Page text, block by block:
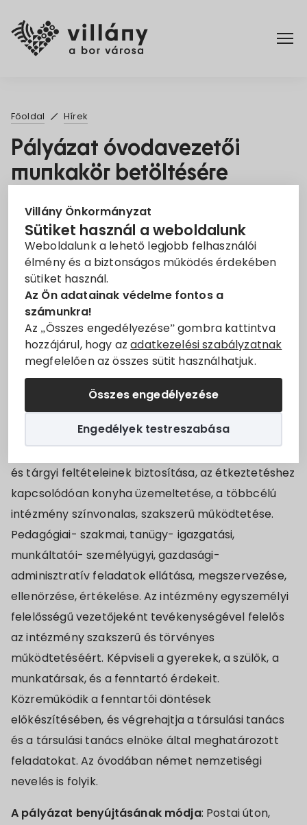
Villány Önkormányzat
Sütiket használ a weboldalunk
Weboldalunk a lehető legjobb felhasználói
élmény és a biztonságos működés érdekében
sütiket használ.
Az Ön adatainak védelme fontos a
számunkra!
Az „Összes engedélyezése” gombra kattintva
hozzájárul, hogy azadatkezelési szabályzatnak
megfelelően az összes sütit használhatjuk.
Összes engedélyezése
Engedélyek testreszabása
Elérhetőségek
Hírek
Rendelettár
Pályázatok
Dokumentumok
Állásajánlatok
Szolgáltatók
Turizmus
Választási információk
Választási szervek
Választási ügyintézés
2024. évi általános
Főoldal Hírek
Pályázat óvodavezetői
munkakör betöltésére
Állás Óvodavezető
VILLÁNYI ÓVODAI INTÉZMÉNYFENNTARTÓ TÁRSULÁS
pályázatot hirdet Közalkalmazotti jogviszony
Óvodavezető
Munkakör/feladatkör betöltésére.
Tevékenységi kör (ellátandó feladatok):Az
intézmény munkájának megszervezése, irányítása,
és tárgyi feltételeinek biztosítása, az étkeztetéshez
kapcsolódóan konyha üzemeltetése, a többcélú
intézmény színvonalas, szakszerű működtetése.
Pedagógiai- szakmai, tanügy- igazgatási,
munkáltatói- személyügyi, gazdasági-
adminisztratív feladatok ellátása, megszervezése,
ellenőrzése, értékelése. Az intézmény egyszemélyi
felelősségű vezetőjeként tevékenységével felelős
az intézmény szakszerű és törvényes
működtetéséért. Képviseli a gyerekek, a szülők, a
munkatársak, és a fenntartó érdekeit.
Közreműködik a fenntartói döntések
előkészítésében, és végrehajtja a társulási tanács
és a társulási tanács elnöke által meghatározott
feladatokat. Az óvodában német nemzetiségi
nevelés is folyik.
A pályázat benyújtásának módja: Postai úton,